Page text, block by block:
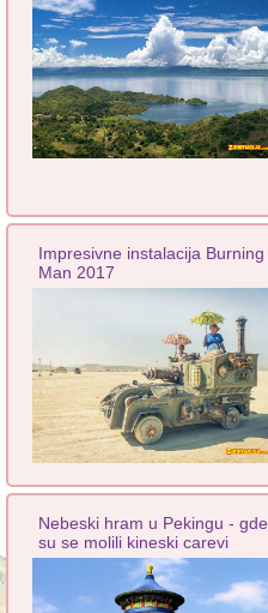
Impresivne instalacija Burning
Man 2017
Nebeski hram u Pekingu - gde
su se molili kineski carevi